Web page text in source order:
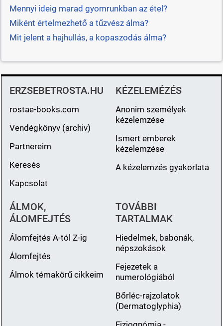
Mennyi ideig marad gyomrunkban az étel?
Miként értelmezhető a tűzvész álma?
Mit jelent a hajhullás, a kopaszodás álma?
ERZSEBETROSTA.HU
rostae-books.com
Vendégkönyv (archiv)
Partnereim
Keresés
Kapcsolat
KÉZELEMÉZÉS
Anonim személyek
kézelemzése
Ismert emberek
kézelemzése
A kézelemzés gyakorlata
ÁLMOK,
ÁLOMFEJTÉS
Álomfejtés A-tól Z-ig
Álomfejtés
Álmok témakörű cikkeim
TOVÁBBI
TARTALMAK
Hiedelmek, babonák,
népszokások
Fejezetek a
numerológiából
Bőrléc-rajzolatok
(Dermatoglyphia)